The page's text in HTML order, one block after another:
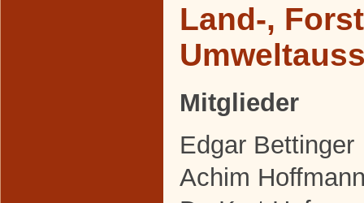
Land-,
Mitglieder
Edgar Bettinger
Achim